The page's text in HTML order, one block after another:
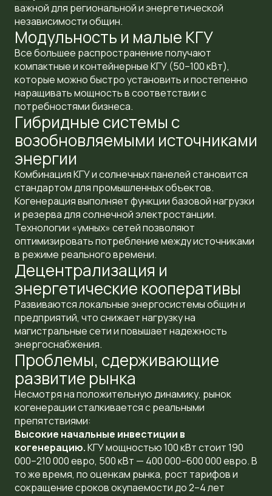
важной для региональной и энергетической
независимости общин.
Модульность и малые КГУ
Все большее распространение получают
компактные и контейнерные КГУ (50–100 кВт),
которые можно быстро установить и постепенно
наращивать мощность в соответствии с
потребностями бизнеса.
Гибридные системы с
возобновляемыми источниками
энергии
Комбинация КГУ и солнечных панелей становится
стандартом для промышленных объектов.
Когенерация выполняет функции базовой нагрузки
и резерва для солнечной электростанции.
Технологии «умных» сетей позволяют
оптимизировать потребление между источниками
в режиме реального времени.
Децентрализация и
энергетические кооперативы
Развиваются локальные энергосистемы общин и
предприятий, что снижает нагрузку на
магистральные сети и повышает надежность
энергоснабжения.
Проблемы, сдерживающие
развитие рынка
Несмотря на положительную динамику, рынок
когенерации сталкивается с реальными
препятствиями:
Высокие начальные инвестиции в
когенерацию.КГУ мощностью 100 кВт стоит 190
000–210 000 евро, 500 кВт — 400 000–600 000 евро. В
то же время, по оценкам рынка, рост тарифов и
сокращение сроков окупаемости до 2–4 лет